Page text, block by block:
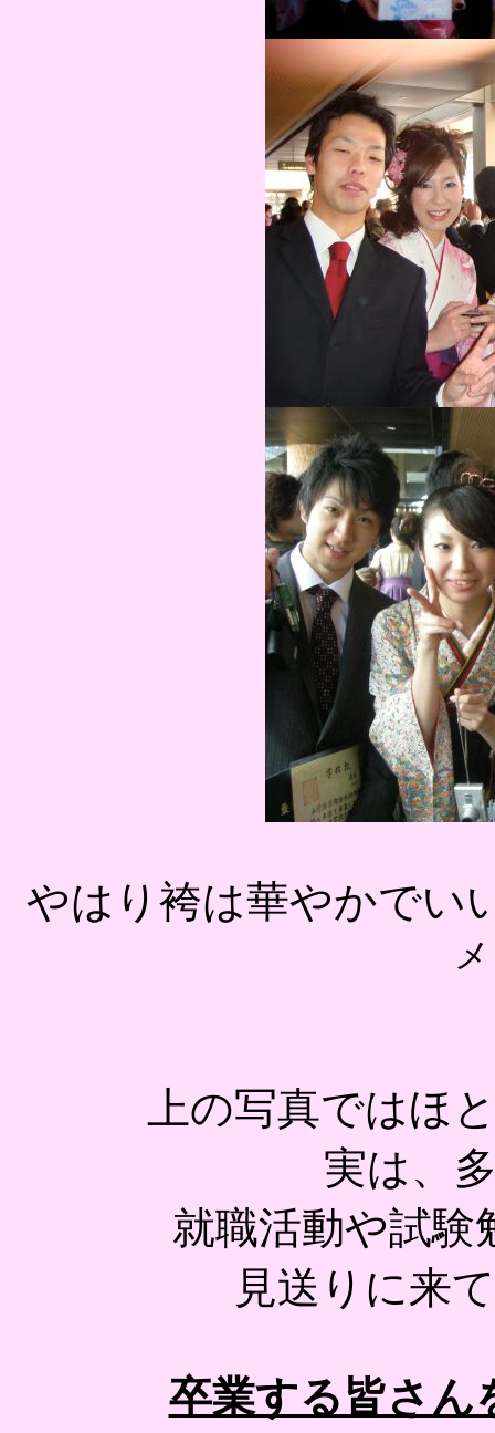
やはり袴は華やかでい
上の写真ではほ
実は、
就職活動や試験
見送りに来
卒業する皆さん